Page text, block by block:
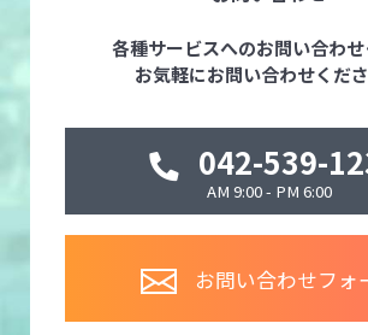
各種サービスへのお問い合わ
お気軽にお問い合わせくださ
042-539-
AM 9:00 - PM 6:00
お問い合わせフォ